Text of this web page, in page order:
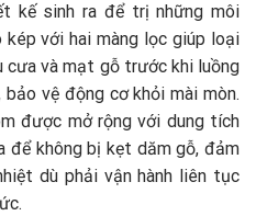
kế sinh ra để trị những môi
với hai màng lọc giúp loại
cưa và mạt gỗ trước khi luồng
vệ động cơ khỏi mài mòn.
được mở rộng với dung tích
để không bị kẹt dăm gỗ, đảm
dù phải vận hành liên tục